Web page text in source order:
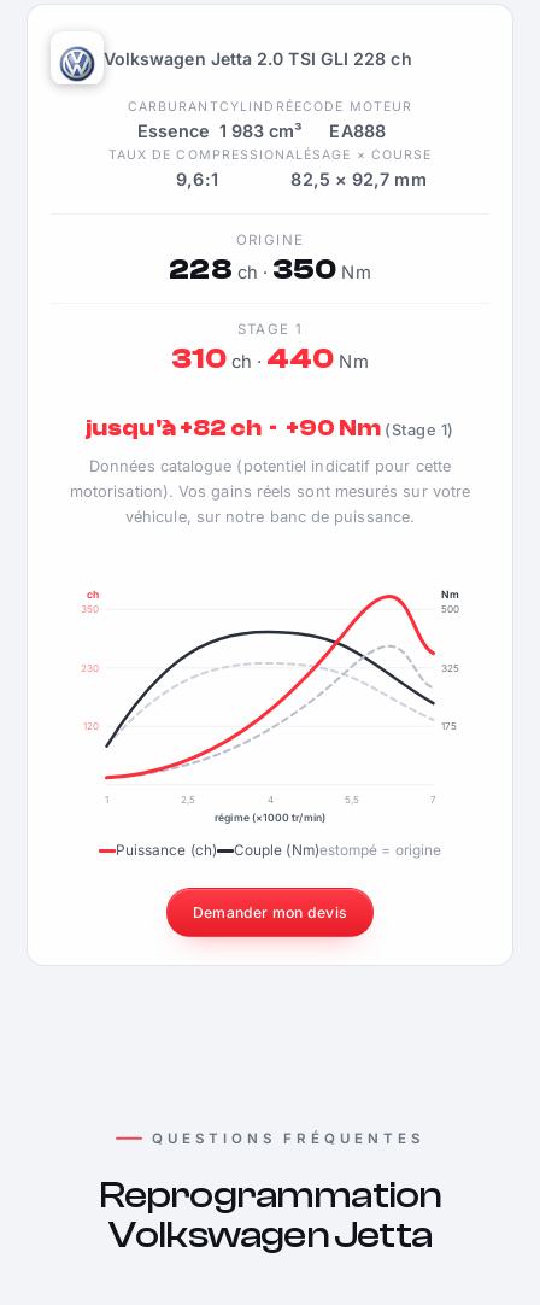
Volkswagen Jetta 2.0 TSI GLI 228 ch
CARBURANT
Essence
CYLINDRÉE
1 983 cm³
CODE MOTEUR
EA888
TAUX DE COMPRESSION
9,6:1
ALÉSAGE × COURSE
82,5 × 92,7 mm
ORIGINE
228 ch · 350 Nm
STAGE 1
310ch · 440 Nm
jusqu'à +82 ch · +90 Nm (Stage 1)
Données catalogue (potentiel indicatif pour cette
motorisation). Vos gains réels sont mesurés sur votre
véhicule, sur notre banc de puissance.
120
230
350
175
325
500
ch Nm
1 2,5 4 5,5
7
régime (×1000 tr/min)
Puissance (ch) Couple (Nm)estompé = origine
Demander mon devis
QUESTIONS FRÉQUENTES
Reprogrammation
Volkswagen Jetta